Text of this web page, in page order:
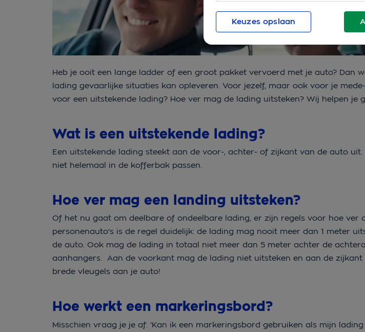
Heb je ooit een lange ladder of een groot pakket vervoerd met je auto? Dan
lading gevaarlijke situaties kan opleveren. Voor jezelf, maar ook voor je
voor een uitstekende lading? Hoe ver mag de lading uitsteken? Wij helpen je
Wat is een uitstekende lading?
Een uitstekende lading steekt aan de voor-, achter- of zijkant van de auto
niet helemaal in de kofferbak passen.
Hoe ver mag een landing uitsteken?
Of het nu gaat om deelbare of ondeelbare lading, er zijn regels voor hoe ver
personenauto's is de regel duidelijk: de lading mag nooit meer dan 1 meter
de auto. Ook mag de lading in totaal niet meer dan 5 meter achter de
aanhangers. Aan de voorkant mag de lading niet uitsteken en aan de zijkant
brede vleugels aan je auto!
Hoe werkt een markeringsbord?
Misschien vraag je je af: ‘Kan ik een markeringsbord gebruiken als mijn
Keuzes opslaan